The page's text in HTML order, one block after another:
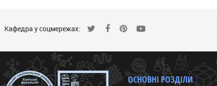
Кафедра у соцмережах:
ОСНОВНІ РОЗДІЛИ